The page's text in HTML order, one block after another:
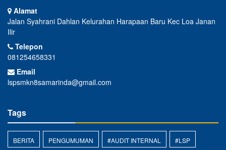
Alamat
Jalan Syahrani Dahlan Kelurahan Harapaan Baru Kec Loa Janan
Ilir
Telepon
081254658331
Email
lspsmkn8samarinda@gmail.com
Tags
BERITA PENGUMUMAN #AUDIT INTERNAL #LSP